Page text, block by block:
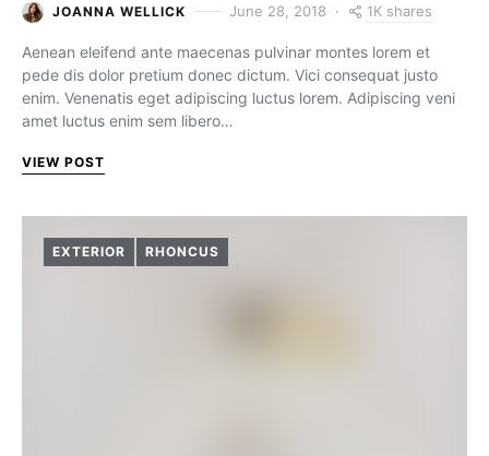
JOANNA WELLICK June 28, 2018 1K shares
Aenean eleifend ante maecenas pulvinar montes lorem et
pede dis dolor pretium donec dictum. Vici consequat justo
enim. Venenatis eget adipiscing luctus lorem. Adipiscing veni
amet luctus enim sem libero…
VIEW POST
EXTERIOR RHONCUS